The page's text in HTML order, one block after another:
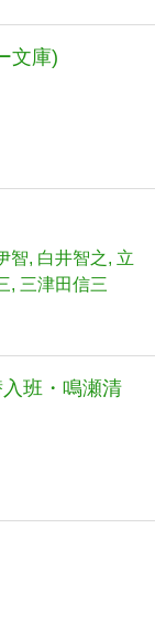
文庫)
智 白井智之
立
三津田信三
班・鳴瀬清